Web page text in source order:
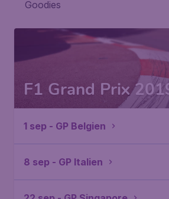
Goodies
F1 Grand Prix
1 sep - GP Belgien
8 sep - GP Italien